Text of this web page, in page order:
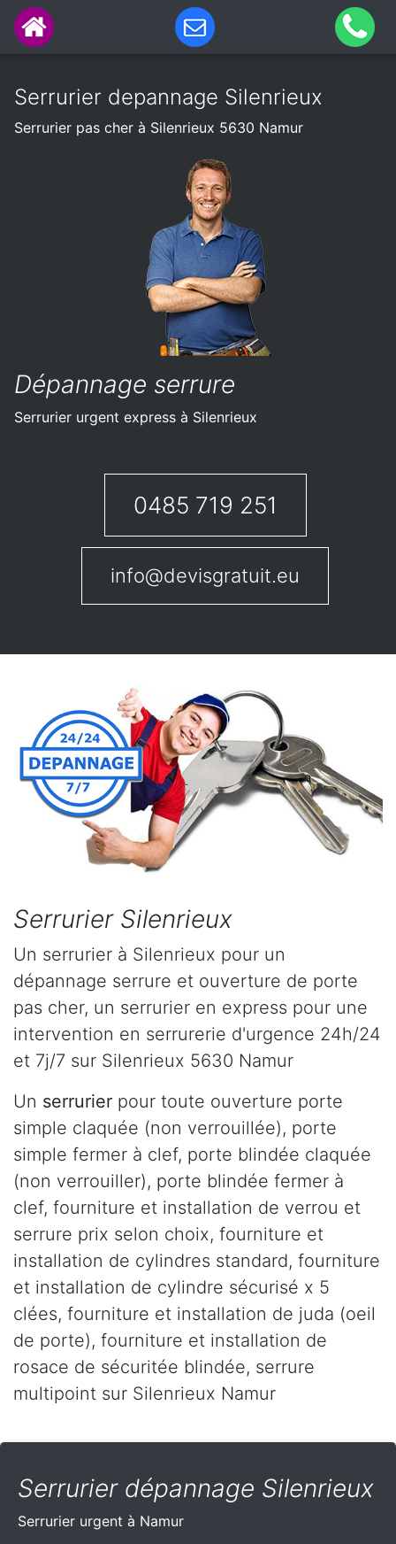
Serrurier depannage Silenrieux
Serrurier pas cher à Silenrieux 5630 Namur
Dépannage serrure
Serrurier urgent express à Silenrieux
0485 719 251
info@devisgratuit.eu
Serrurier Silenrieux
Un serrurier à Silenrieux pour un
dépannage serrure et ouverture de porte
pas cher, un serrurier en express pour une
intervention en serrurerie d'urgence 24h/24
et 7j/7 sur Silenrieux 5630 Namur
Un serrurier pour toute ouverture porte
simple claquée (non verrouillée), porte
simple fermer à clef, porte blindée claquée
(non verrouiller), porte blindée fermer à
clef, fourniture et installation de verrou et
serrure prix selon choix, fourniture et
installation de cylindres standard, fourniture
et installation de cylindre sécurisé x 5
clées, fourniture et installation de juda (oeil
de porte), fourniture et installation de
rosace de sécuritée blindée, serrure
multipoint sur Silenrieux Namur
Serrurier dépannage Silenrieux
Serrurier urgent à Namur